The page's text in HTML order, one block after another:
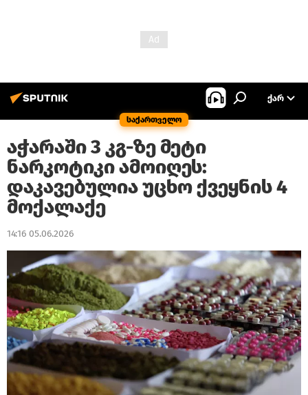
საქართველო
ᲥᲐᲠ
აჭარაში 3 კგ-ზე მეტი
ნარკოტიკი ამოიღეს:
დაკავებულია უცხო ქვეყნის 4
მოქალაქე
14:16 05.06.2026